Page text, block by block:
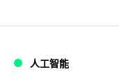
人工智能